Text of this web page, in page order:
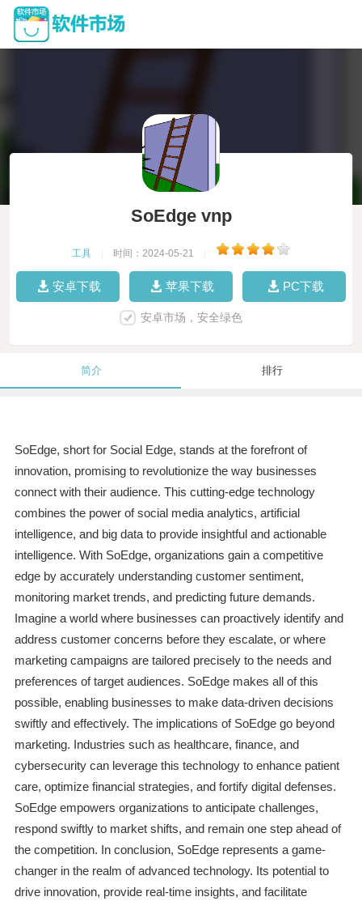
SoEdge vnp
工具 时间：2024-05-21
安卓下载 苹果下载 PC下载
安卓市场，安全绿色
简介 排行
SoEdge, short for Social Edge, stands at the forefront of
innovation, promising to revolutionize the way businesses
connect with their audience. This cutting-edge technology
combines the power of social media analytics, artificial
intelligence, and big data to provide insightful and actionable
intelligence. With SoEdge, organizations gain a competitive
edge by accurately understanding customer sentiment,
monitoring market trends, and predicting future demands.
Imagine a world where businesses can proactively identify and
address customer concerns before they escalate, or where
marketing campaigns are tailored precisely to the needs and
preferences of target audiences. SoEdge makes all of this
possible, enabling businesses to make data-driven decisions
swiftly and effectively. The implications of SoEdge go beyond
marketing. Industries such as healthcare, finance, and
cybersecurity can leverage this technology to enhance patient
care, optimize financial strategies, and fortify digital defenses.
SoEdge empowers organizations to anticipate challenges,
respond swiftly to market shifts, and remain one step ahead of
the competition. In conclusion, SoEdge represents a game-
changer in the realm of advanced technology. Its potential to
drive innovation, provide real-time insights, and facilitate